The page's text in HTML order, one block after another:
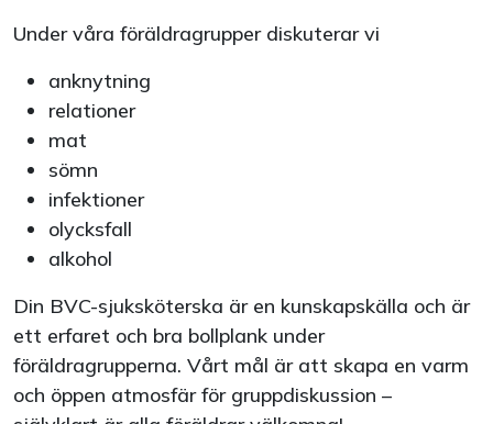
Under våra föräldragrupper diskuterar vi
anknytning
relationer
mat
sömn
infektioner
olycksfall
alkohol
Din BVC-sjuksköterska är en kunskapskälla och är
ett erfaret och bra bollplank under
föräldragrupperna. Vårt mål är att skapa en varm
och öppen atmosfär för gruppdiskussion –